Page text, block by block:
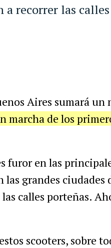
a recorrer las
Aires sumará
marcha de los
furor en las
grandes ciudades
calles porteñas.
scooters, sobre